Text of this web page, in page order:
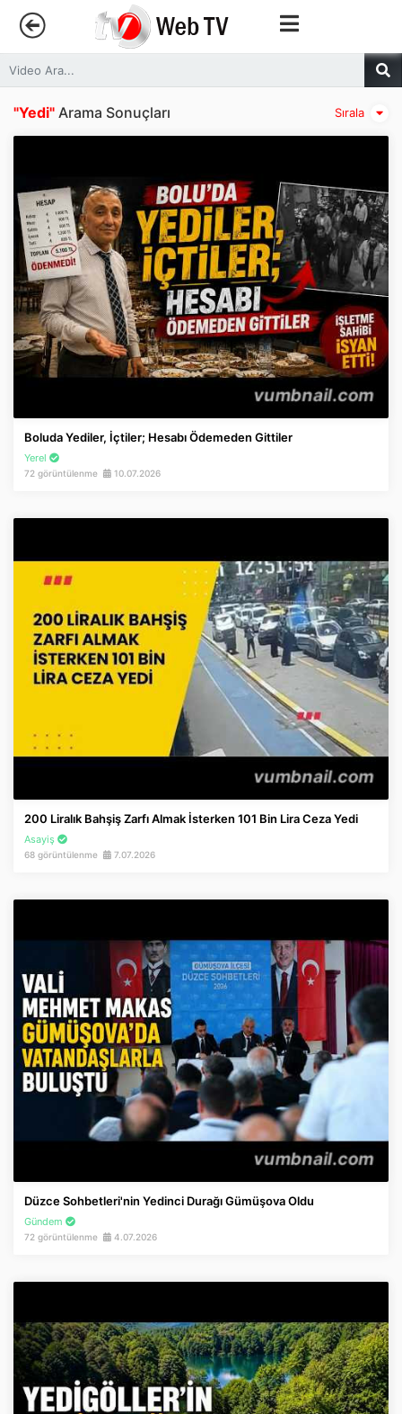
Anasayfa
Trendler
Kategoriler
Sosyal Medya
Youtube
Facebook
İnstagram
Twitter
Sırala
"Yedi" Arama Sonuçları
Boluda Yediler, İçtiler; Hesabı Ödemeden Gittiler
Yerel
72 görüntülenme 10.07.2026
200 Liralık Bahşiş Zarfı Almak İsterken 101 Bin Lira Ceza Yedi
Asayiş
68 görüntülenme 7.07.2026
Düzce Sohbetleri'nin Yedinci Durağı Gümüşova Oldu
Gündem
72 görüntülenme 4.07.2026